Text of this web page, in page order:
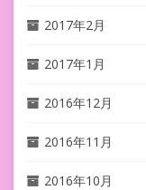
2017年2月
2017年1月
2016年12月
2016年11月
2016年10月